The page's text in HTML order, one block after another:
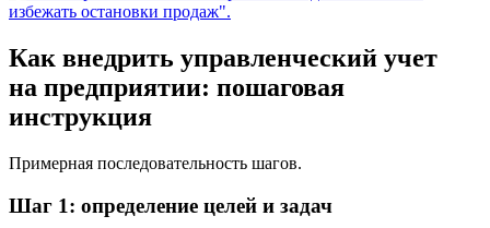
Как внедрить управленческий учет
на предприятии: пошаговая
инструкция
Примерная последовательность шагов.
Шаг 1: определение целей и задач